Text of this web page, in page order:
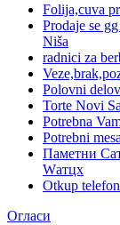
Folija,cuva
Prodaje se
Niša
radnici za
Polovni
Torte Novi
Potrebna
Potrebni
Паметни
Wатцх
Otkup
Огласи